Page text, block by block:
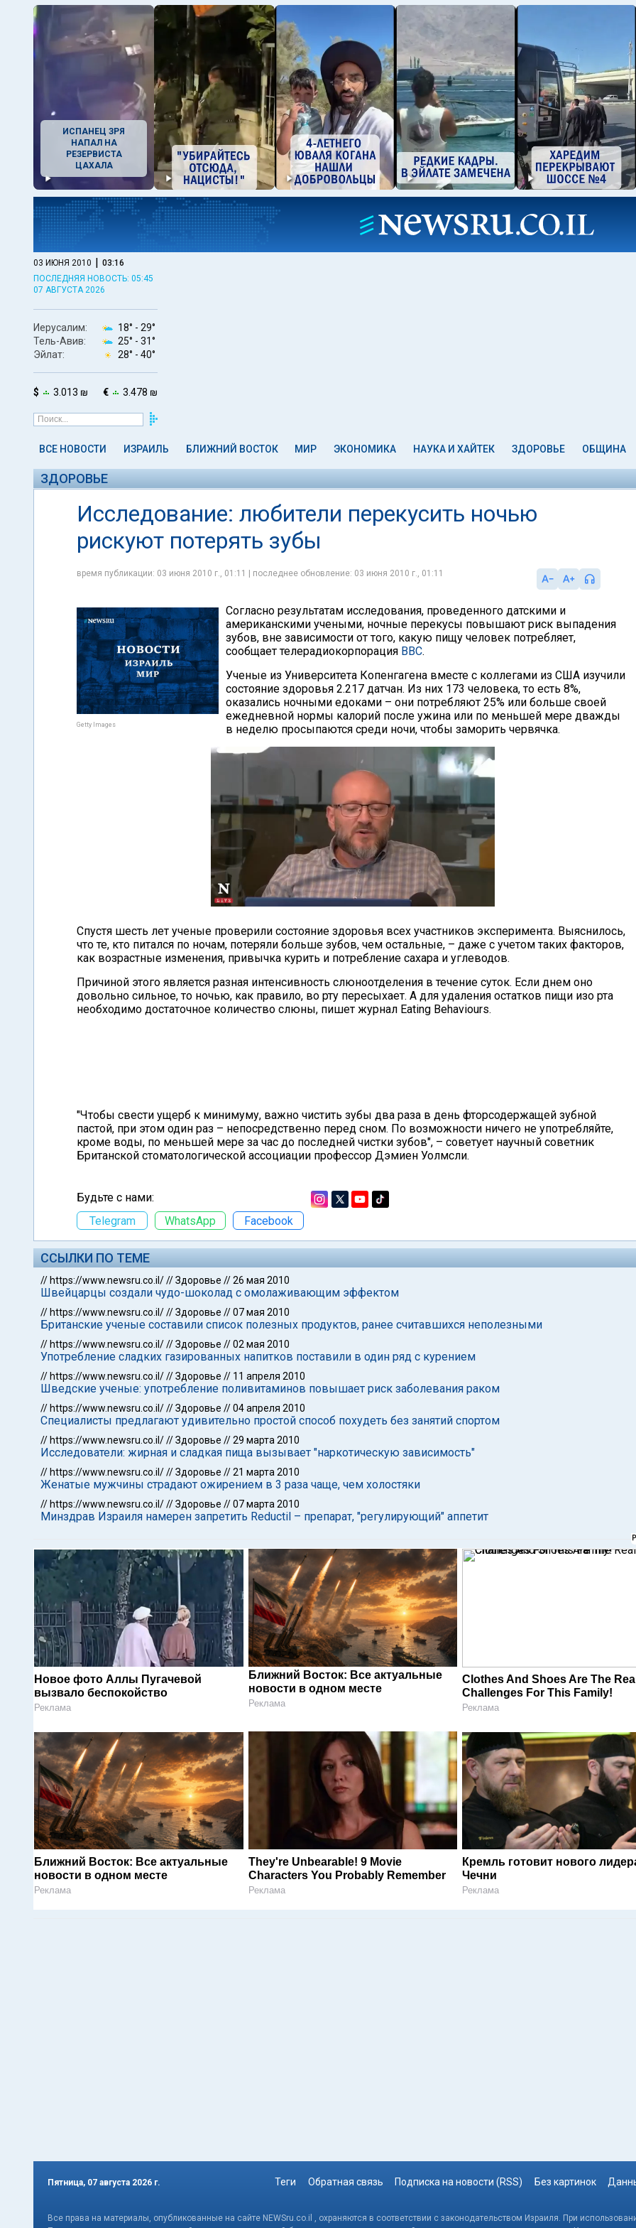
ИСПАНЕЦ ЗРЯ
НАПАЛ НА
РЕЗЕРВИСТА
ЦАХАЛА
03 ИЮНЯ 2010 | 03:16
ПОСЛЕДНЯЯ НОВОСТЬ: 05:45
07 АВГУСТА 2026
Иерусалим: 18° - 29°
Тель-Авив:
25° - 31°
Эйлат:
28° - 40°
$ 3.013 ₪ € 3.478 ₪
ВСЕ НОВОСТИ ИЗРАИЛЬ БЛИЖНИЙ ВОСТОК МИР ЭКОНОМИКА НАУКА И ХАЙТЕК ЗДОРОВЬЕ ОБЩИНА
ЗДОРОВЬЕ
Исследование: любители перекусить ночью
рискуют потерять зубы
время публикации: 03 июня 2010 г., 01:11 | последнее обновление: 03 июня 2010 г., 01:11
Getty Images
Согласно результатам исследования, проведенного датскими и
американскими учеными, ночные перекусы повышают риск выпадения
зубов, вне зависимости от того, какую пищу человек потребляет,
сообщает телерадиокорпорация BBC.
Ученые из Университета Копенгагена вместе с коллегами из США изучили
состояние здоровья 2.217 датчан. Из них 173 человека, то есть 8%,
оказались ночными едоками – они потребляют 25% или больше своей
ежедневной нормы калорий после ужина или по меньшей мере дважды
в неделю просыпаются среди ночи, чтобы заморить червячка.
Спустя шесть лет ученые проверили состояние здоровья всех участников эксперимента. Выяснилось,
что те, кто питался по ночам, потеряли больше зубов, чем остальные, – даже с учетом таких факторов,
как возрастные изменения, привычка курить и потребление сахара и углеводов.
Причиной этого является разная интенсивность слюноотделения в течение суток. Если днем оно
довольно сильное, то ночью, как правило, во рту пересыхает. А для удаления остатков пищи изо рта
необходимо достаточное количество слюны, пишет журнал Eating Behaviours.
"Чтобы свести ущерб к минимуму, важно чистить зубы два раза в день фторсодержащей зубной
пастой, при этом один раз – непосредственно перед сном. По возможности ничего не употребляйте,
кроме воды, по меньшей мере за час до последней чистки зубов", – советует научный советник
Британской стоматологической ассоциации профессор Дэмиен Уолмсли.
Будьте с нами:
Telegram
WhatsApp Facebook
ССЫЛКИ ПО ТЕМЕ
// https://www.newsru.co.il///Здоровье //26 мая 2010
Швейцарцы создали чудо-шоколад с омолаживающим эффектом
// https://www.newsru.co.il///Здоровье //07 мая 2010
Британские ученые составили список полезных продуктов, ранее считавшихся неполезными
// https://www.newsru.co.il///Здоровье //02 мая 2010
Употребление сладких газированных напитков поставили в один ряд с курением
// https://www.newsru.co.il///Здоровье // 11 апреля 2010
Шведские ученые: употребление поливитаминов повышает риск заболевания раком
// https://www.newsru.co.il///Здоровье //04 апреля 2010
Специалисты предлагают удивительно простой способ похудеть без занятий спортом
// https://www.newsru.co.il///Здоровье //29 марта 2010
Исследователи: жирная и сладкая пища вызывает "наркотическую зависимость"
// https://www.newsru.co.il///Здоровье //21 марта 2010
Женатые мужчины страдают ожирением в 3 раза чаще, чем холостяки
// https://www.newsru.co.il///Здоровье //07 марта 2010
Минздрав Израиля намерен запретить Reductil – препарат, "регулирующий" аппетит
Новое фото Аллы Пугачевой
вызвало беспокойство
Реклама
Ближний Восток: Все актуальные
новости в одном месте
Реклама
Clothes And Shoes Are The
Challenges For This Family!
Реклама
Ближний Восток: Все актуальные
новости в одном месте
Реклама
They're Unbearable! 9 Movie
Characters You Probably Remember
Реклама
Кремль готовит нового
Чечни
Реклама
Пятница, 07 августа 2026 г. Теги Обратная связь Подписка на новости (RSS) Без картинок
Все права на материалы, опубликованные на сайте NEWSru.co.il , охраняются в соответствии с законодательством Израиля. При